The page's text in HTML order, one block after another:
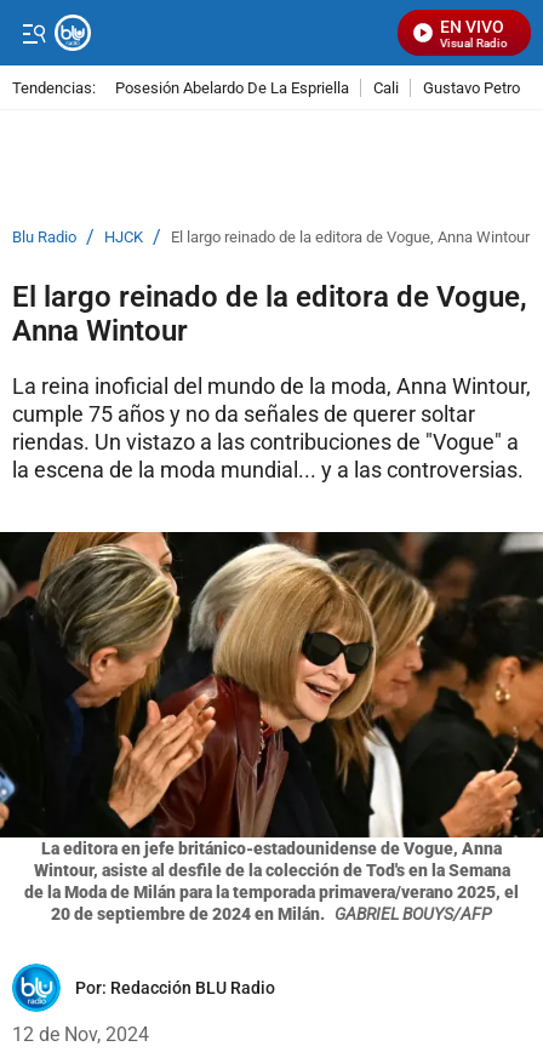
EN VIVO
Señal Visual Radio
Tendencias: Posesión Abelardo De La Espriella Cali Gustavo Petro
Blu Radio / HJCK / El largo reinado de la editora de Vogue, Anna Wintour
El largo reinado de la editora de Vogue,
Anna Wintour
La reina inoficial del mundo de la moda, Anna Wintour,
cumple 75 años y no da señales de querer soltar
riendas. Un vistazo a las contribuciones de "Vogue" a
la escena de la moda mundial... y a las controversias.
La editora en jefe británico-estadounidense de Vogue, Anna
Wintour, asiste al desfile de la colección de Tod's en la Semana
de la Moda de Milán para la temporada primavera/verano 2025, el
20 de septiembre de 2024 en Milán. GABRIEL BOUYS/AFP
Por: Redacción BLU Radio
12 de Nov, 2024